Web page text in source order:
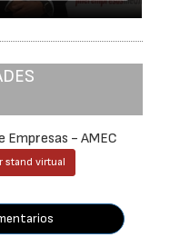
Empresas - AMEC
stand virtual